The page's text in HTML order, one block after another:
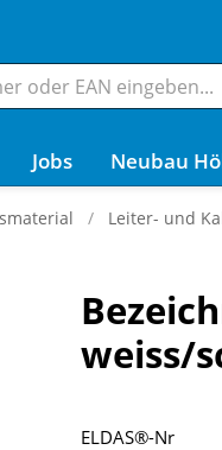
Jobs Neubau
Leiter- und
weiss/
ELDAS®-Nr